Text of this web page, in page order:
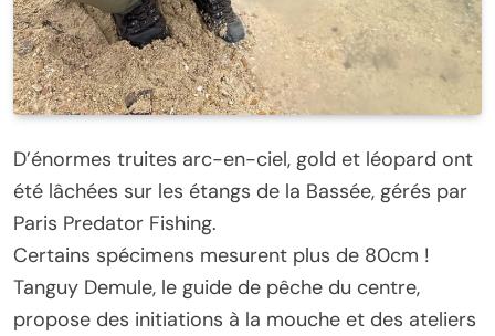
D’énormes truites arc-en-ciel, gold et léopard ont
été lâchées sur les étangs de la Bassée, gérés par
Paris Predator Fishing.
Certains spécimens mesurent plus de 80cm !
Tanguy Demule, le guide de pêche du centre,
propose des initiations à la mouche et des ateliers